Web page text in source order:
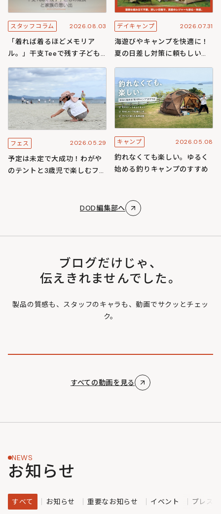
スタッフコラム 2026.08.03
「着れば着るほどメモリア
ル。」干支Teeで残す子ども
の成長と家族の思い出
デイキャンプ 2026.07.31
海遊びやキャンプを快適に！
夏の日差し対策に頼もしいワ
ンタッチ構造のわがやシリー
ズ
フェス 2026.05.29
予定は未定で大成功！わがや
のテントと3歳児で楽しむフェ
キャンプ 2026.05.08
釣れなくても楽しい。ゆるく
始める釣りキャンプのすすめ
DOD編集部へ
ブログだけじゃ、
伝えきれませんでした。
製品の質感も、スタッフのキャラも、動画でサクッとチェッ
ク。
すべての動画を見る
NEWS
お知らせ
すべて お知らせ 重要なお知らせ イベント プレス